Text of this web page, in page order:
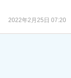
2022年2月25日 07:20